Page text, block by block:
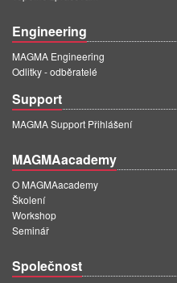
ZH
MAGMA India
EN
MAGMA Korea
EN
KO
Engineering
MAGMA Engineering
Odlitky - odběratelé
Support
MAGMA Support Přihlášení
MAGMAacademy
O MAGMAacademy
Školení
Workshop
Seminář
Společnost